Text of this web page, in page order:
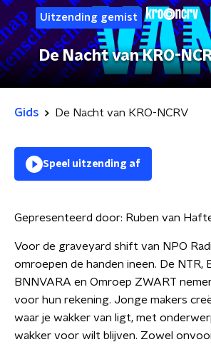
Uitzending gemist
De Nacht van KRO-
Gids De Nacht van KRO-NCRV
Speel uitzending af
Gepresenteerd door: Ruben van
Voor de graveyard shift van NPO
omroepen de handen ineen. De NTR,
BNNVARA en Omroep ZWART
voor hun rekening. Jonge makers
waar je wakker van ligt, met
wakker voor wilt blijven. Zowel